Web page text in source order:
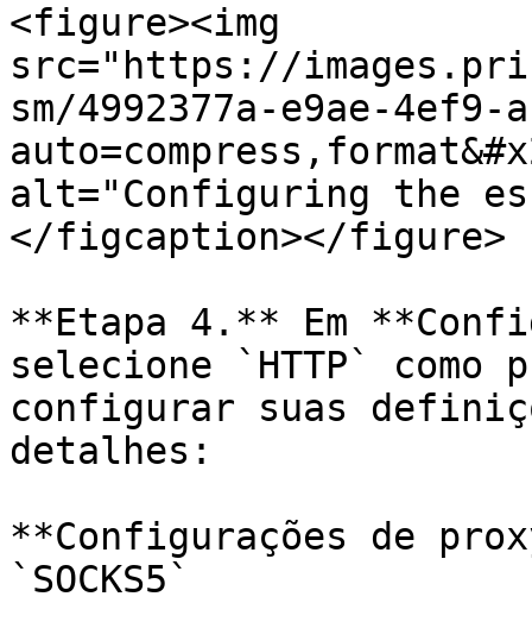
<figure><img
src="https://
sm/4992377a-e9ae-4ef9-
alt="Configuring the
</figcaption></figure>
**Etapa 4.** Em
selecione `HTTP`
configurar suas
detalhes:
**Configurações de
`SOCKS5`